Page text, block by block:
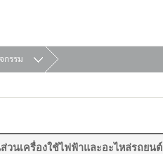
กรรม
นเครื่องใช้ไฟฟ้าและอะไหล่รถยนต์